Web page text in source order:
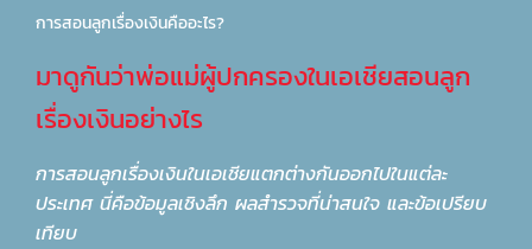
การสอนลูกเรื่องเงินคืออะไร?
มาดูกันว่าพ่อแม่ผู้ปกครองในเอเชียสอนลูก
เรื่องเงินอย่างไร
การสอนลูกเรื่องเงินในเอเชียแตกต่างกันออกไปในแต่ละ
ประเทศ นี่คือข้อมูลเชิงลึก ผลสำรวจที่น่าสนใจ และข้อเปรียบ
เทียบ